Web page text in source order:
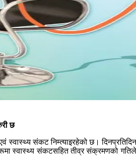
छ
स्वास्थ्य संकट निम्त्याइरहेको छ।
स्वास्थ्य संकटसहित तीव्र संक्रमणको